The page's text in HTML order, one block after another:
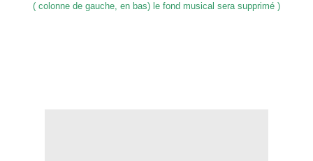
( colonne de gauche, en bas) le fond musical sera supprimé )